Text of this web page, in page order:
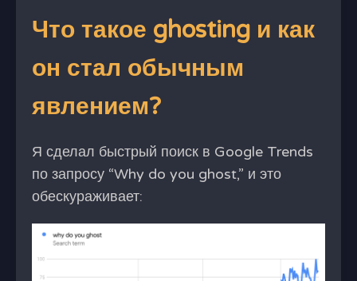
Что такое ghosting и как
он стал обычным
явлением?
Я сделал быстрый поиск в Google Trends
по запросу “Why do you ghost,” и это
обескураживает: